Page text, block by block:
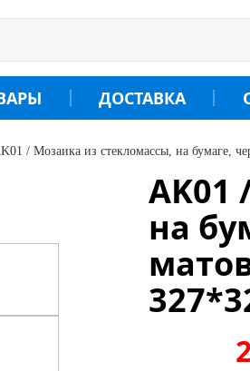
ДОСТАВКА
/ Мозаика из стекломассы, на бумаге,
AK01
на